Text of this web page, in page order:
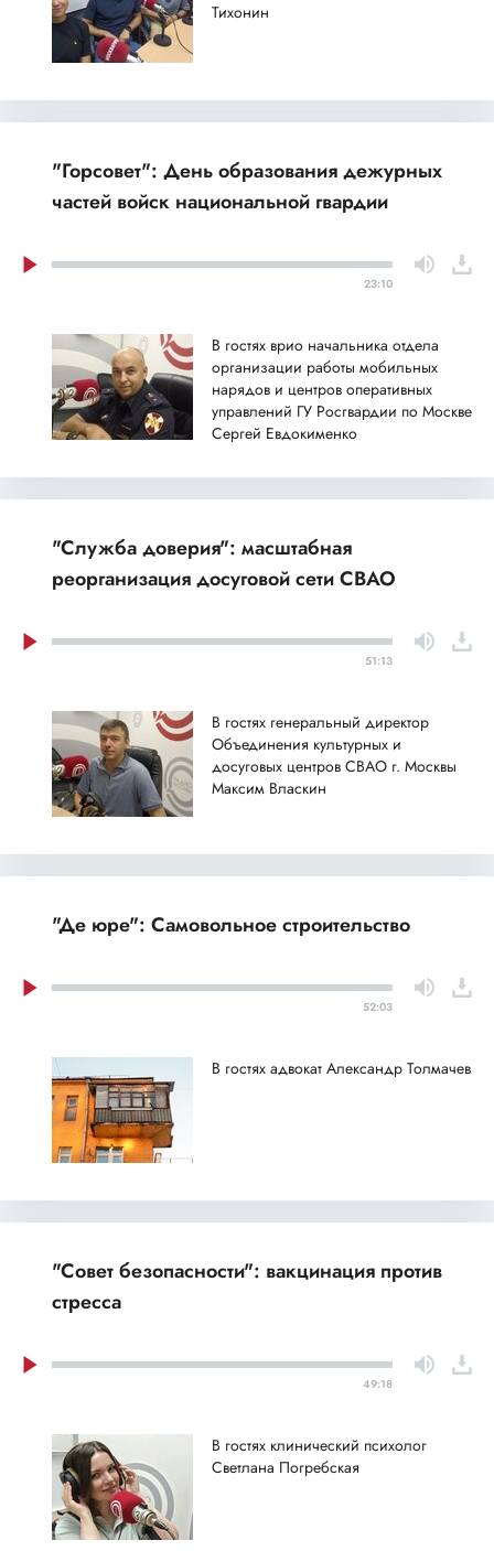
Тихонин
"Горсовет": День образования дежурных
частей войск национальной гвардии
23:10
В гостях врио начальника отдела
организации работы мобильных
нарядов и центров оперативных
управлений ГУ Росгвардии по Москве
Сергей Евдокименко
"Служба доверия": масштабная
реорганизация досуговой сети СВАО
51:13
В гостях генеральный директор
Объединения культурных и
досуговых центров СВАО г. Москвы
Максим Власкин
"Де юре": Самовольное строительство
52:03
В гостях адвокат Александр Толмачев
"Совет безопасности": вакцинация против
стресса
49:18
В гостях клинический психолог
Светлана Погребская